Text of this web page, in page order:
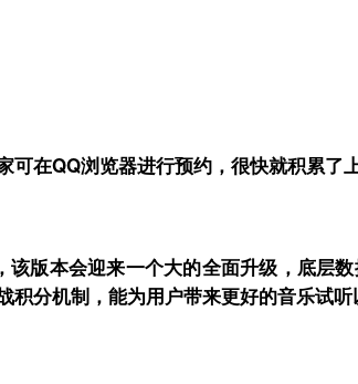
在QQ浏览器进行预约，很快就积累了
版本会迎来一个大的全面升级，底层
分机制，能为用户带来更好的音乐试听